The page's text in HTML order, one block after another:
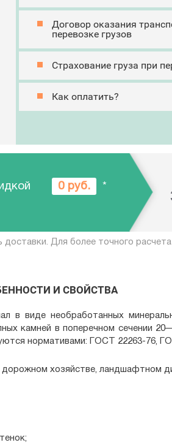
Договор оказания
перевозке грузов
Страхование груза при
Как оплатить?
0 руб. *
Для более точного
И СВОЙСТВА
в виде необработанных
камней в поперечном сечении
нормативами: ГОСТ 22263-76,
хозяйстве, ландшафтном